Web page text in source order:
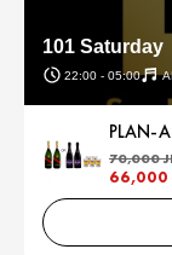
101 Saturday
22:00 - 05:00
PLAN-A
70,000
66,000